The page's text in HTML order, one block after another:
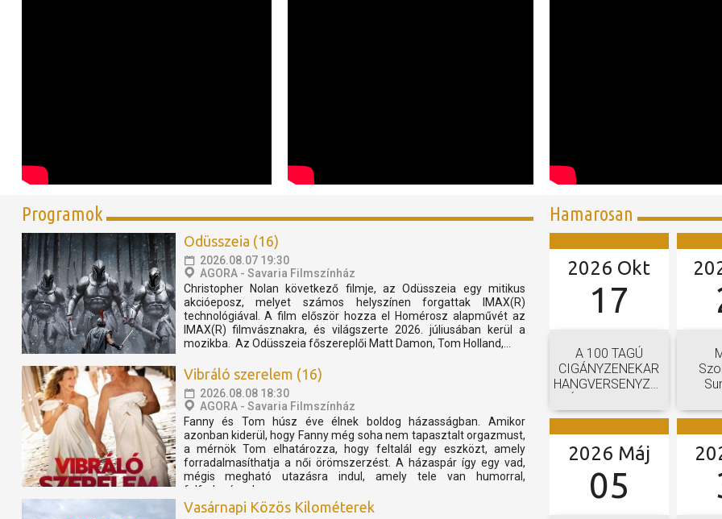
Programok
Odüsszeia (16)
2026.08.07 19:30
AGORA - Savaria Filmszínház
Christopher Nolan következő filmje, az Odüsszeia egy mitikus
akcióeposz, melyet számos helyszínen forgattak IMAX(R)
technológiával. A film először hozza el Homérosz alapművét az
IMAX(R) filmvásznakra, és világszerte 2026. júliusában kerül a
mozikba. Az Odüsszeia főszereplői Matt Damon, Tom Holland,...
Vibráló szerelem (16)
2026.08.08 18:30
AGORA - Savaria Filmszínház
Fanny és Tom húsz éve élnek boldog házasságban. Amikor
azonban kiderül, hogy Fanny még soha nem tapasztalt orgazmust,
a mérnök Tom elhatározza, hogy feltalál egy eszközt, amely
forradalmasíthatja a női örömszerzést. A házaspár így egy vad,
mégis megható utazásra indul, amely tele van humorral,
felfedezéssel...
Vasárnapi Közös Kilométerek
Hamarosan
2026 Okt
17
A 100 TAGÚ
CIGÁNYZENEKAR
HANGVERSENYZENEKARI
2026 Máj
05